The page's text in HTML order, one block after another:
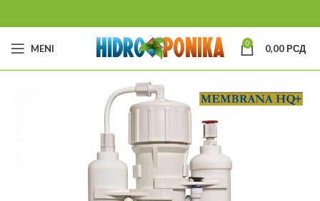
MENI 0 0,00РСД